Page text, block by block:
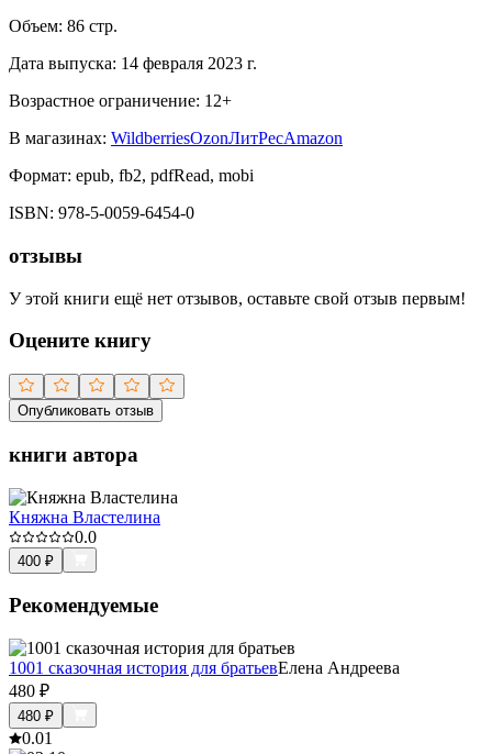
Объем: 86 стр.
Дата выпуска: 14 февраля 2023 г.
Возрастное ограничение: 12+
В магазинах: WildberriesOzonЛитРесAmazon
Формат: epub, fb2, pdfRead, mobi
ISBN: 978-5-0059-6454-0
отзывы
У этой книги ещё нет отзывов, оставьте свой отзыв первым!
Оцените книгу
Опубликовать отзыв
книги автора
Княжна Властелина
0.0
400 ₽
Рекомендуемые
1001 сказочная история для братьевЕлена Андреева
480 ₽
480 ₽
0.01